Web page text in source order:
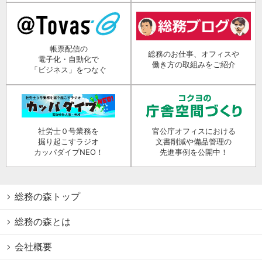
帳票配信の
電子化・自動化で
「ビジネス」をつなぐ
総務のお仕事、オフィスや
働き方の取組みをご紹介
社労士０号業務を
掘り起こすラジオ
カッパダイブNEO！
官公庁オフィスにおける
文書削減や備品管理の
先進事例を公開中！
総務の森トップ
総務の森とは
会社概要